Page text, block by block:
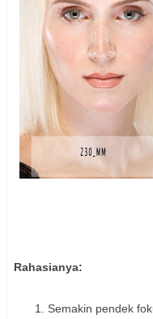
Rahasianya:
Semakin pendek